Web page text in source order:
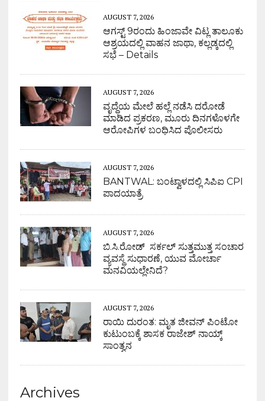
AUGUST 7, 2026
ಆಗಸ್ಟ್ 9ರಂದು ಹಿಂಜಾವೇ ವಿಟ್ಲ ತಾಲೂಕು
ಆಶ್ರಯದಲ್ಲಿ ವಾಹನ ಜಾಥಾ, ಕಲ್ಲಡ್ಕದಲ್ಲಿ
ಸಭೆ – Details
AUGUST 7, 2026
ವೃದ್ಧೆಯ ಮೇಲೆ ಹಲ್ಲೆ ನಡೆಸಿ ದರೋಡೆ
ಮಾಡಿದ ಪ್ರಕರಣ, ಮೂರು ದಿನಗಳೊಳಗೇ
ಆರೋಪಿಗಳ ಬಂಧಿಸಿದ ಪೊಲೀಸರು
AUGUST 7, 2026
BANTWAL: ಬಂಟ್ವಾಳದಲ್ಲಿ ಸಿಪಿಐ CPI
ಪಾದಯಾತ್ರೆ
AUGUST 7, 2026
ಬಿ.ಸಿ.ರೋಡ್ ಸರ್ಕಲ್ ಸುತ್ತಮುತ್ತ ಸಂಚಾರ
ವ್ಯವಸ್ಥೆ ಸುಧಾರಣೆ, ಯುವ ಮೋರ್ಚಾ
ಮನವಿಯಲ್ಲೇನಿದೆ?
AUGUST 7, 2026
ರಾಯಿ ದುರಂತ: ಮೃತ ಜೀವನ್ ಪಿಂಟೋ
ಕುಟುಂಬಕ್ಕೆ ಶಾಸಕ ರಾಜೇಶ್ ನಾಯ್ಕ್
ಸಾಂತ್ವನ
Archives